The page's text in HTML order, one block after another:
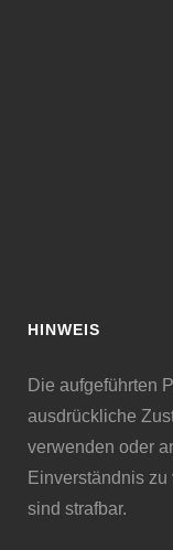
HINWEIS
Die aufgeführten
ausdrückliche
verwenden oder
Einverständnis
sind strafbar.